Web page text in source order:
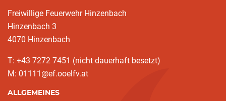
Freiwillige Feuerwehr Hinzenbach
Hinzenbach 3
4070 Hinzenbach
T: +43 7272 7451 (nicht dauerhaft besetzt)
M: 01111@ef.ooelfv.at
ALLGEMEINES